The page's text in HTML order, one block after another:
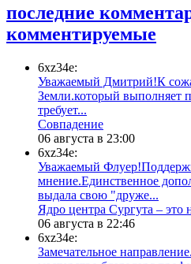
последние
комментируемые
6xz34e:
Уважаемый Дмитрий!К
Земли.который выполняет
требует...
​Совпадение
06 августа в 23:00
6xz34e:
Уважаемый
мнение.Единственное
выдала свою "друже...
​Ядро центра Сургута ‒ это
06 августа в 22:46
6xz34e:
Замечательное